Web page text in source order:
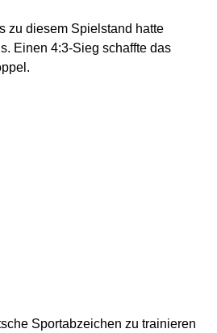
zu diesem Spielstand hatte
Einen 4:3-Sieg schaffte das
Sportabzeichen zu trainieren